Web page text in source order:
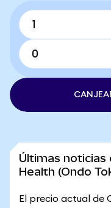
Últimas noticias
Health (Ondo
El precio actual de